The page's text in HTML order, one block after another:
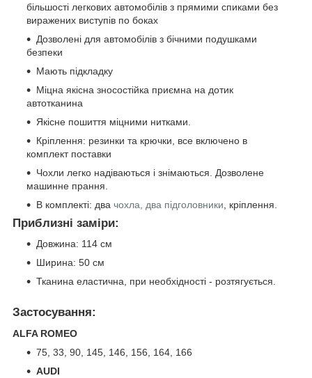
більшості легкових автомобілів з прямими спиками без
виражених виступів по боках
Дозволені для автомобілів з бічними подушками
безпеки
Мають підкладку
Міцна якісна зносостійка приємна на дотик
автотканина
Якісне пошиття міцними нитками.
Кріплення: резинки та крючки, все включено в
комплект поставки
Чохли легко надіваються і знімаються. Дозволене
машинне прання.
В комплекті: два чохла, два підголовники , кріплення.
Приблизні заміри:
Довжина: 114 см
Ширина: 50 см
Тканина еластична, при необхідності - розтягується.
Застосування:
ALFA ROMEO
75, 33, 90, 145, 146, 156, 164, 166
AUDI